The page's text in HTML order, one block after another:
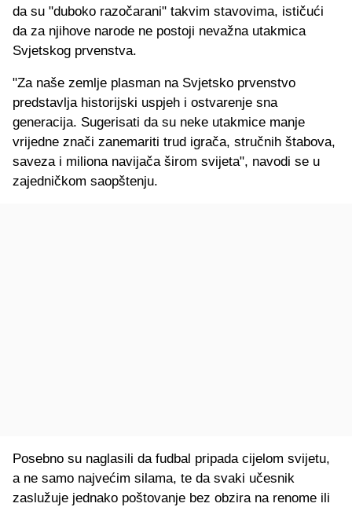
da su "duboko razočarani" takvim stavovima, ističući
da za njihove narode ne postoji nevažna utakmica
Svjetskog prvenstva.
"Za naše zemlje plasman na Svjetsko prvenstvo
predstavlja historijski uspjeh i ostvarenje sna
generacija. Sugerisati da su neke utakmice manje
vrijedne znači zanemariti trud igrača, stručnih štabova,
saveza i miliona navijača širom svijeta", navodi se u
zajedničkom saopštenju.
Posebno su naglasili da fudbal pripada cijelom svijetu,
a ne samo najvećim silama, te da svaki učesnik
zaslužuje jednako poštovanje bez obzira na renome ili